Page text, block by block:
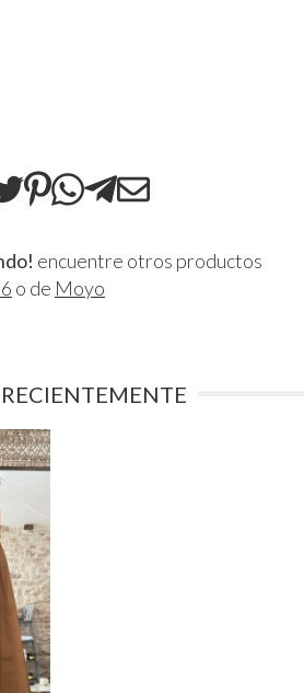
encuentre otros productos
o de Moyo